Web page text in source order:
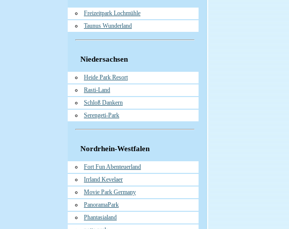
Freizeitpark Lochmühle
Taunus Wunderland
Niedersachsen
Heide Park Resort
Rasti-Land
Schloß Dankern
Serengeti-Park
Nordrhein-Westfalen
Fort Fun Abenteuerland
Irrland Kevelaer
Movie Park Germany
PanoramaPark
Phantasialand